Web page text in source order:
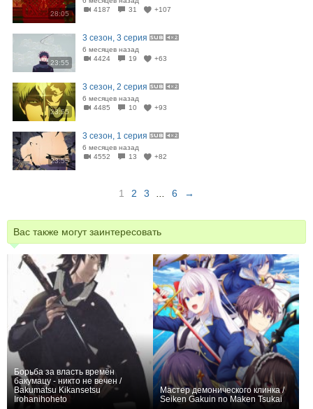
28:05
4187
31 +107
23:55
3 сезон, 3 серия
6 месяцев назад
4424
19 +63
23:55
3 сезон, 2 серия
6 месяцев назад
4485
10 +93
23:55
3 сезон, 1 серия
6 месяцев назад
4552
13 +82
1 2 3 6 →
Вас также могут заинтересовать
Борьба за власть времён
бакумацу - никто не вечен /
Bakumatsu Kikansetsu
Irohanihoheto
Мастер демонического клинка /
Seiken Gakuin no Maken Tsukai